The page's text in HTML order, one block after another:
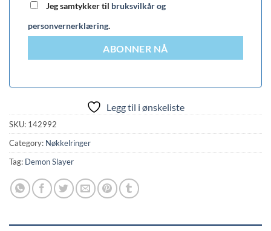
Jeg samtykker til bruksvilkår og
personvernerklæring.
ABONNER NÅ
Legg til i ønskeliste
SKU: 142992
Category: Nøkkelringer
Tag: Demon Slayer